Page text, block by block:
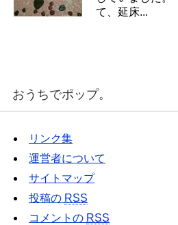
て、延床...
おうちでポップ。
リンク集
運営者について
サイトマップ
投稿の RSS
コメントの RSS